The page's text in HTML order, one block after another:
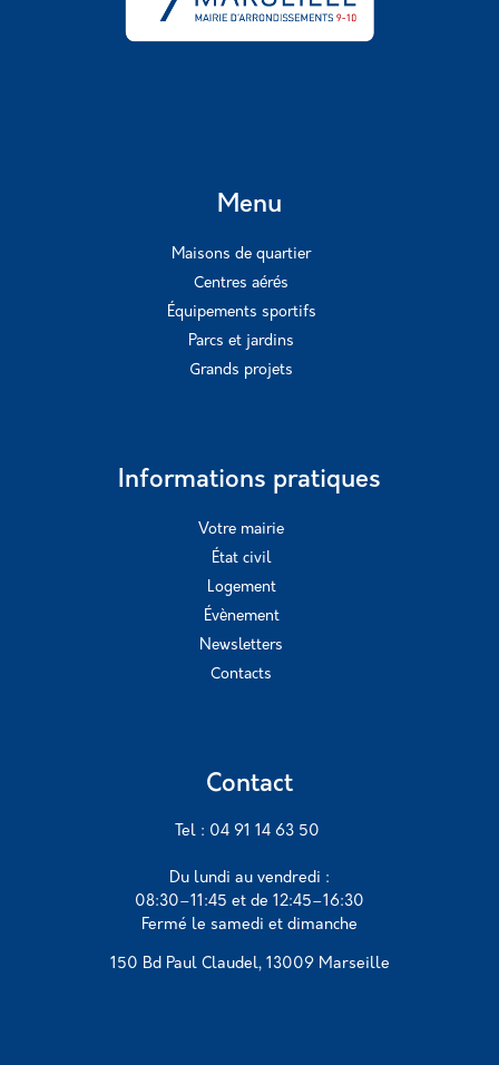
Menu
Maisons de quartier
Centres aérés
Équipements sportifs
Parcs et jardins
Grands projets
Informations pratiques
Votre mairie
État civil
Logement
Évènement
Newsletters
Contacts
Contact
Tel : 04 91 14 63 50
Du lundi au vendredi :
08:30–11:45 et de 12:45–16:30
Fermé le samedi et dimanche
150 Bd Paul Claudel, 13009 Marseille